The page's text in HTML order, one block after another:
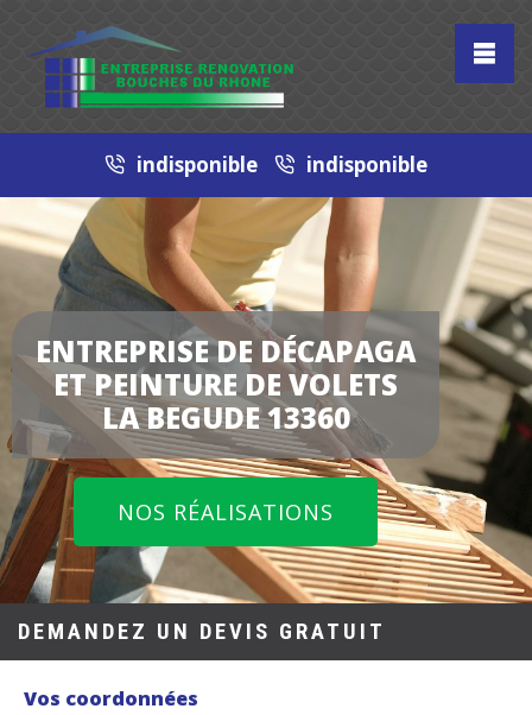
indisponible indisponible
ENTREPRISE DE DÉCAPAGA
ET PEINTURE DE VOLETS
LA BEGUDE 13360
NOS RÉALISATIONS
DEMANDEZ UN DEVIS GRATUIT
Vos coordonnées